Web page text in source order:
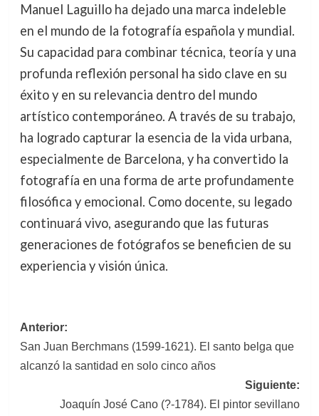
Manuel Laguillo ha dejado una marca indeleble
en el mundo de la fotografía española y mundial.
Su capacidad para combinar técnica, teoría y una
profunda reflexión personal ha sido clave en su
éxito y en su relevancia dentro del mundo
artístico contemporáneo. A través de su trabajo,
ha logrado capturar la esencia de la vida urbana,
especialmente de Barcelona, y ha convertido la
fotografía en una forma de arte profundamente
filosófica y emocional. Como docente, su legado
continuará vivo, asegurando que las futuras
generaciones de fotógrafos se beneficien de su
experiencia y visión única.
Navegación
de
Anterior:
San Juan Berchmans (1599-1621). El santo belga que
alcanzó la santidad en solo cinco años
Siguiente:
Joaquín José Cano (?-1784). El pintor sevillano